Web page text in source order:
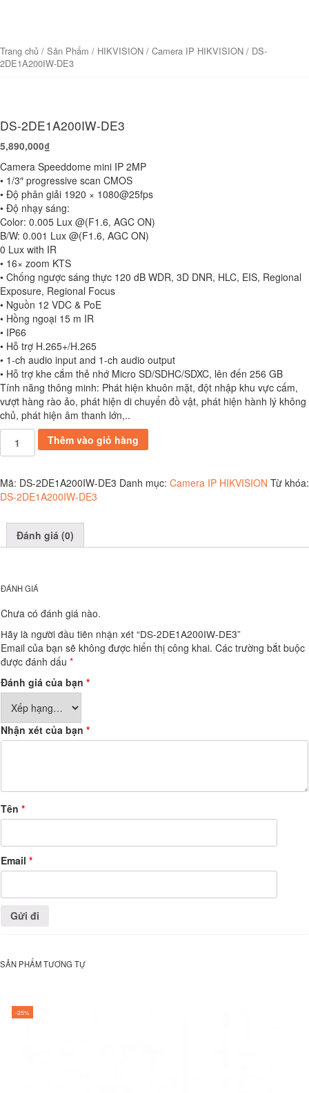
Trang chủ / Sản Phẩm / HIKVISION / Camera IP HIKVISION / DS-
2DE1A200IW-DE3
DS-2DE1A200IW-DE3
5,890,000₫
Camera Speeddome mini IP 2MP
• 1/3″ progressive scan CMOS
• Độ phân giải 1920 × 1080@25fps
• Độ nhạy sáng:
Color: 0.005 Lux @(F1.6, AGC ON)
B/W: 0.001 Lux @(F1.6, AGC ON)
0 Lux with IR
• 16× zoom KTS
• Chống ngược sáng thực 120 dB WDR, 3D DNR, HLC, EIS, Regional
Exposure, Regional Focus
• Nguồn 12 VDC & PoE
• Hồng ngoại 15 m IR
• IP66
• Hỗ trợ H.265+/H.265
• 1-ch audio input and 1-ch audio output
• Hỗ trợ khe cắm thẻ nhớ Micro SD/SDHC/SDXC, lên đến 256 GB
Tính năng thông minh: Phát hiện khuôn mặt, đột nhập khu vực cấm,
vượt hàng rào ảo, phát hiện di chuyển đồ vật, phát hiện hành lý không
chủ, phát hiện âm thanh lớn,..
DS-
2DE1A200IW-
số
lượng
Thêm vào giỏ hàng
Mã: DS-2DE1A200IW-DE3 Danh mục: Camera IP HIKVISION Từ khóa:
DS-2DE1A200IW-DE3
Đánh giá (0)
ĐÁNH GIÁ
Chưa có đánh giá nào.
Hãy là người đầu tiên nhận xét “DS-2DE1A200IW-DE3”
Email của bạn sẽ không được hiển thị công khai. Các trường bắt buộc
được đánh dấu *
Đánh giá của bạn *
Nhận xét của bạn *
Tên *
Email *
SẢN PHẨM TƯƠNG TỰ
-25%